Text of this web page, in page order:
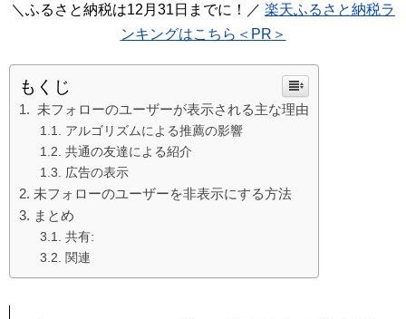
＼ふるさと納税は12月31日までに！／ 楽天ふるさと納税ラ
ンキングはこちら＜PR＞
もくじ
未フォローのユーザーが表示される主な理由
アルゴリズムによる推薦の影響
共通の友達による紹介
広告の表示
未フォローのユーザーを非表示にする方法
まとめ
共有:
関連